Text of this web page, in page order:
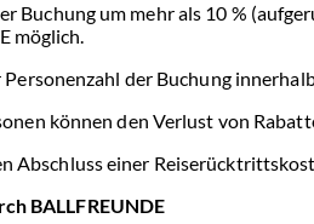
Buchung um mehr als 10 %
möglich.
der Buchung
können den Verlust von
Abschluss einer
BALLFREUNDE